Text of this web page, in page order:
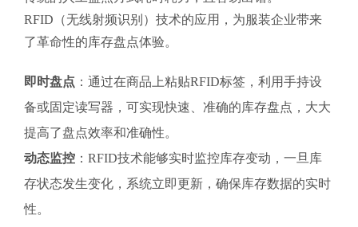
RFID（无线射频识别）技术的应用，为服装企业带来
了革命性的库存盘点体验。
即时盘点 ：通过在商品上粘贴RFID标签，利用手持设
备或固定读写器，可实现快速、准确的库存盘点，大大
提高了盘点效率和准确性。
动态监控 ：RFID技术能够实时监控库存变动，一旦库
存状态发生变化，系统立即更新，确保库存数据的实时
性。